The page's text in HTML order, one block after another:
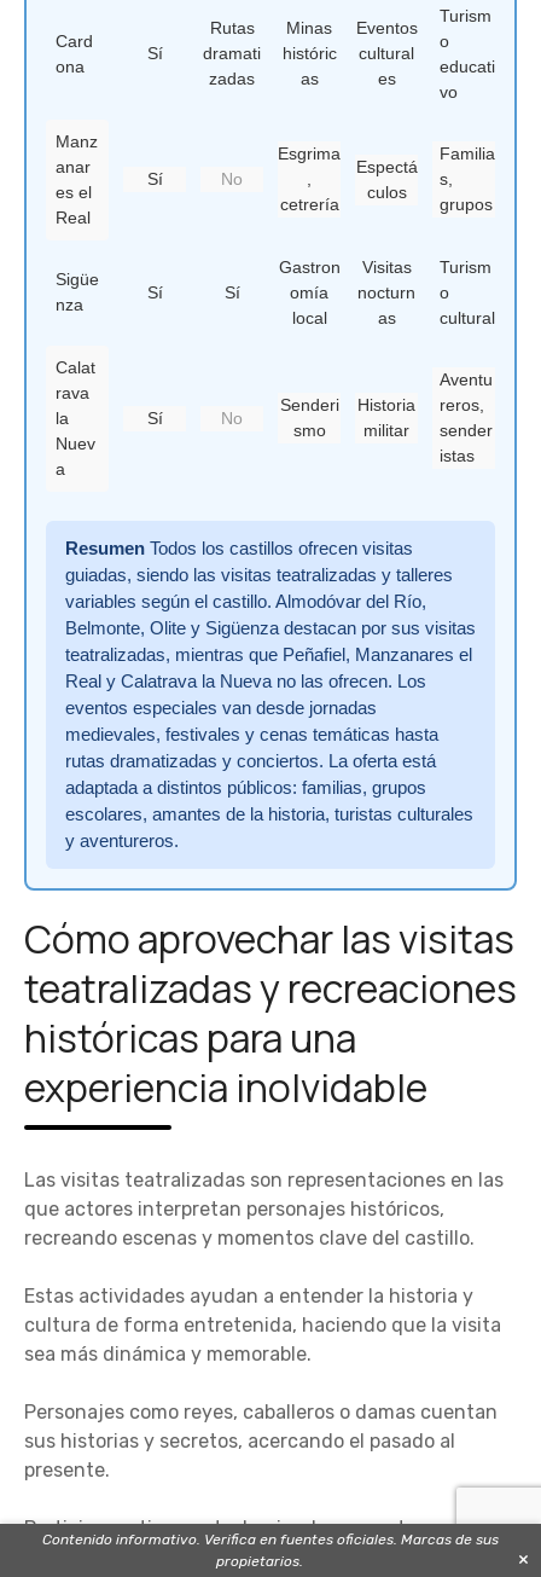
Card
ona
Sí
Rutas
dramati
zadas
Minas
históric
as
Eventos
cultural
es
Turism
o
educati
vo
Manz
anar
es el
Real
Sí No
Esgrima
cetrería
Espectá
culos
Familia
s,
grupos
Sigüe
nza
Sí Sí
Gastron
omía
local
Visitas
nocturn
as
Turism
o
cultural
Calat
rava
la
Nuev
a
Sí No
Senderi
smo
Historia
militar
Aventu
reros,
sender
istas
Resumen Todos los castillos ofrecen visitas
guiadas, siendo las visitas teatralizadas y talleres
variables según el castillo. Almodóvar del Río,
Belmonte, Olite y Sigüenza destacan por sus visitas
teatralizadas, mientras que Peñafiel, Manzanares el
Real y Calatrava la Nueva no las ofrecen. Los
eventos especiales van desde jornadas
medievales, festivales y cenas temáticas hasta
rutas dramatizadas y conciertos. La oferta está
adaptada a distintos públicos: familias, grupos
escolares, amantes de la historia, turistas culturales
y aventureros.
Cómo aprovechar las visitas
teatralizadas y recreaciones
históricas para una
experiencia inolvidable
Las visitas teatralizadas son representaciones en las
que actores interpretan personajes históricos,
recreando escenas y momentos clave del castillo.
Estas actividades ayudan a entender la historia y
cultura de forma entretenida, haciendo que la visita
sea más dinámica y memorable.
Personajes como reyes, caballeros o damas cuentan
sus historias y secretos, acercando el pasado al
presente.
Participar activamente, haciendo preguntas o
interactuando con los actores, enriquece la
Contenido informativo. Verifica en fuentes oficiales. Marcas de sus
propietarios.
×